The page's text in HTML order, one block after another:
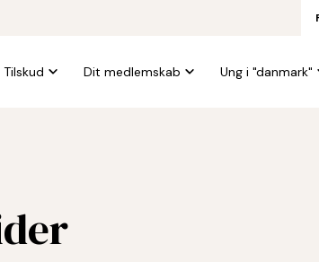
Tilskud Dit medlemskab Ung i "danmark"